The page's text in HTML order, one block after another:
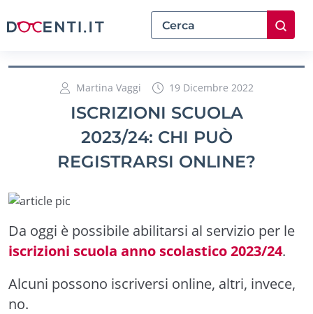
Martina Vaggi 19 Dicembre 2022
ISCRIZIONI SCUOLA
2023/24: CHI PUÒ
REGISTRARSI ONLINE?
Da oggi è possibile abilitarsi al servizio per le
iscrizioni scuola anno scolastico 2023/24.
Alcuni possono iscriversi online, altri, invece,
no.